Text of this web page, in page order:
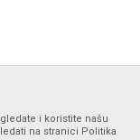
i koristite našu
na stranici Politika